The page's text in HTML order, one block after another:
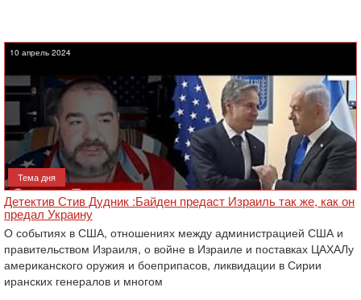
10 апрель 2024
Тема дня
Детектив Стив Дудник :Байден предаст Израиль так же, как он
предал Украину
О событиях в США, отношениях между администрацией США и
правительством Израиля, о войне в Израиле и поставках ЦАХАЛу
американского оружия и боеприпасов, ликвидации в Сирии
иранских генералов и многом